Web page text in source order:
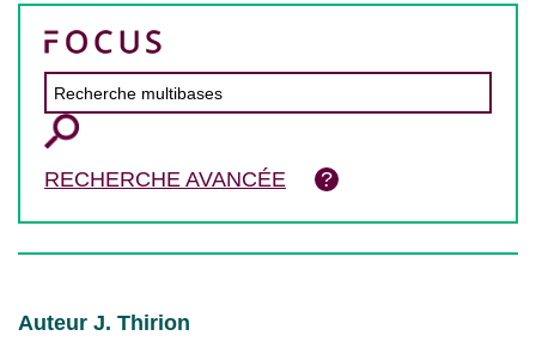
RECHERCHE AVANCÉE
Auteur J. Thirion